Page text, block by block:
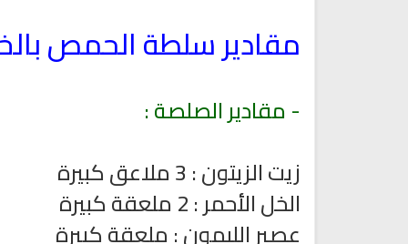
مقادير سلطة الحمص
- مقادير الصلصة :
زيت الزيتون : 3 ملاعق كبيرة
الخل الأحمر : 2 ملعقة كبيرة
عصير الليمون : ملعقة كبيرة
تلاوة جديدة للشيخ مشاري
العفاسي تهتز لها القلوب ترجمة معاني القرآن صوت الى